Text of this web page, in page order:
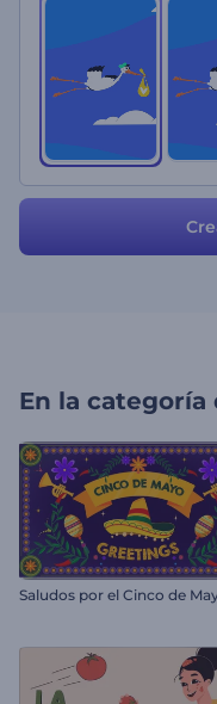
de eventos, planificadores
En la categoría
Saludos por el Cinco de